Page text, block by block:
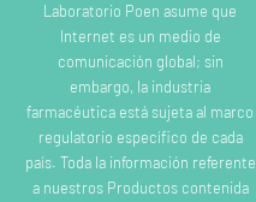
Laboratorio Poen asume que
Internet es un medio de
comunicación global; sin
embargo, la industria
farmacéutica está sujeta al marco
regulatorio específico de cada
país. Toda la información referente
a nuestros Productos contenida